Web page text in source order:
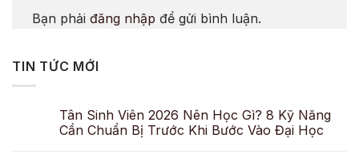
Bạn phải đăng nhập để gửi bình luận.
TIN TỨC MỚI
Tân Sinh Viên 2026 Nên Học Gì? 8 Kỹ Năng
Cần Chuẩn Bị Trước Khi Bước Vào Đại Học